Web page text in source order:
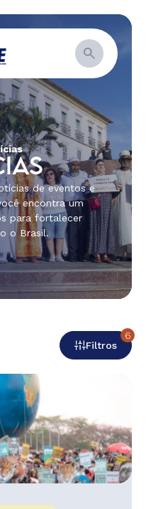
de eventos e
encontra um
para fortalecer
o Brasil.
Filtros
6